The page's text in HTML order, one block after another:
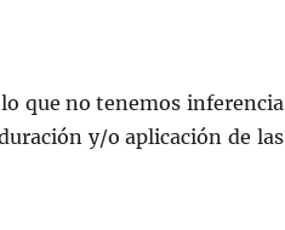
que no tenemos inferencia
y/o aplicación de las